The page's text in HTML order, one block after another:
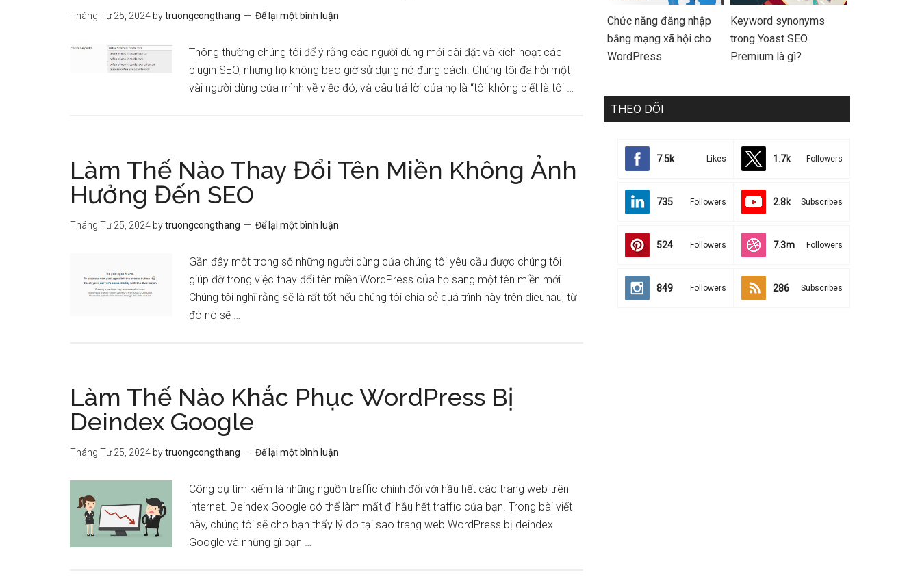
Tháng Tư 25, 2024 bytruongcongthang Để lại một bình luận
Thông thường chúng tôi để ý rằng các người dùng mới cài đặt và kích hoạt các
plugin SEO, nhưng họ không bao giờ sử dụng nó đúng cách. Chúng tôi đã hỏi một
vài người dùng của mình về việc đó, và câu trả lời của họ là “tôi không biết là tôi …
Làm Thế Nào Thay Đổi Tên Miền Không Ảnh
Hưởng Đến SEO
Tháng Tư 25, 2024 bytruongcongthang Để lại một bình luận
Gần đây một trong số những người dùng của chúng tôi yêu cầu được chúng tôi
giúp đỡ trong việc thay đổi tên miền WordPress của họ sang một tên miền mới.
Chúng tôi nghĩ rằng sẽ là rất tốt nếu chúng tôi chia sẻ quá trình này trên dieuhau, từ
đó nó sẽ …
Làm Thế Nào Khắc Phục WordPress Bị
Deindex Google
Tháng Tư 25, 2024 bytruongcongthang Để lại một bình luận
Công cụ tìm kiếm là những nguồn traffic chính đối với hầu hết các trang web trên
internet. Deindex Google có thể làm mất đi hầu hết traffic của bạn. Trong bài viết
này, chúng tôi sẽ cho bạn thấy lý do tại sao trang web WordPress bị deindex
Google và những gì bạn …
Chức năng đăng nhập
bằng mạng xã hội cho
WordPress
Keyword synonyms
trong Yoast SEO
Premium là gì?
THEO DÕI
7.5k Likes 1.7k Followers
735 Followers 2.8k Subscribes
524 Followers 7.3m Followers
849 Followers 286 Subscribes